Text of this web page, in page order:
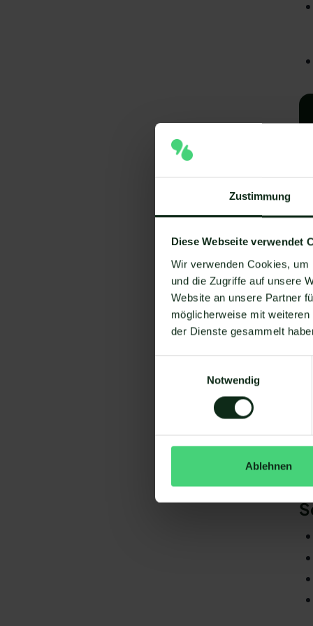
Zustimmung
Diese Webseite verwendet
Wir verwenden Cookies,
und die Zugriffe auf unsere
Website an unsere Partner
möglicherweise mit
der Dienste gesammelt
Notwendig
Ablehnen